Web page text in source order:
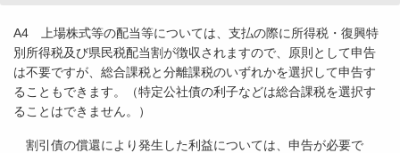
A4 上場株式等の配当等については、支払の際に所得税・復興特
別所得税及び県民税配当割が徴収されますので、原則として申告
は不要ですが、総合課税と分離課税のいずれかを選択して申告す
ることもできます。（特定公社債の利子などは総合課税を選択す
ることはできません。）
割引債の償還により発生した利益については、申告が必要で